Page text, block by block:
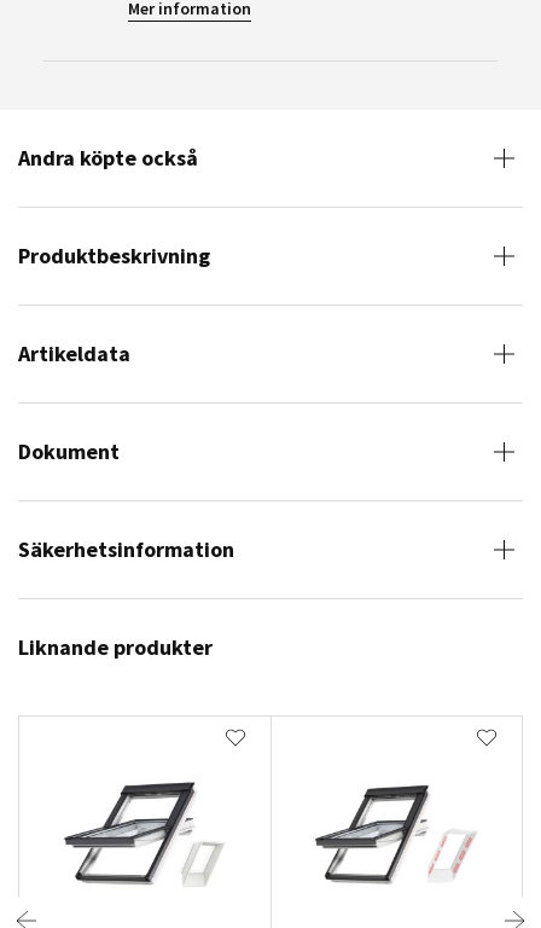
Mer information
Andra köpte också
Produktbeskrivning
Artikeldata
Dokument
Säkerhetsinformation
Liknande produkter